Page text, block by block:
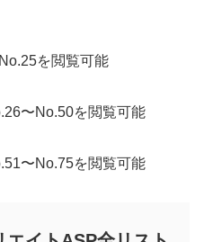
を閲覧可能
〜No.50を閲覧可能
〜No.75を閲覧可能